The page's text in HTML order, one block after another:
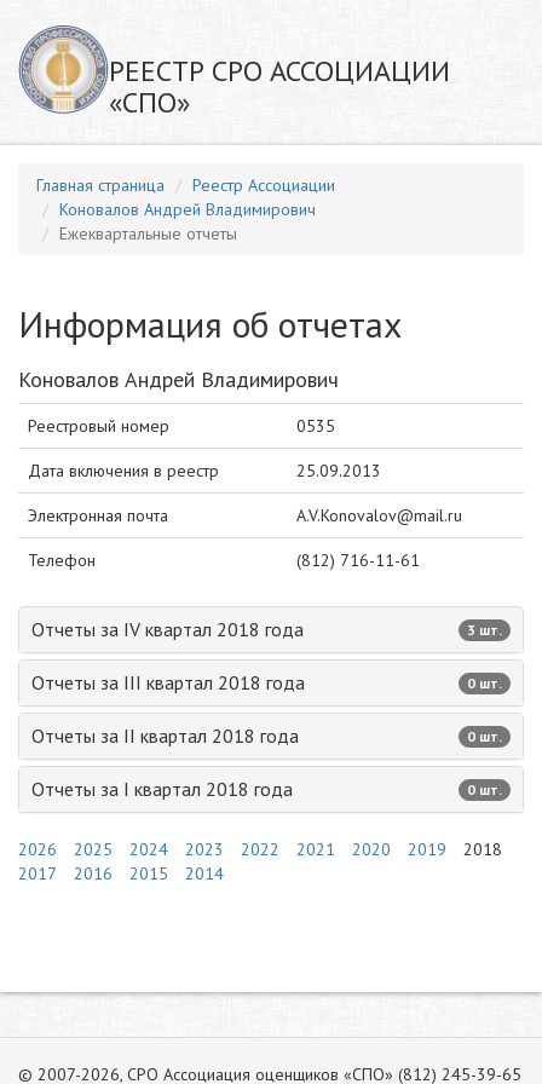
РЕЕСТР СРО АССОЦИАЦИИ
«СПО»
Главная страница
Реестр Ассоциации
Коновалов Андрей Владимирович
Ежеквартальные отчеты
Информация об отчетах
Коновалов Андрей Владимирович
Реестровый номер 0535
Дата включения в реестр 25.09.2013
Электронная почта A.V.Konovalov@mail.ru
Телефон (812) 716-11-61
Отчеты за IV квартал 2018 года 3 шт.
Отчеты за III квартал 2018 года 0 шт.
Отчеты за II квартал 2018 года 0 шт.
Отчеты за I квартал 2018 года 0 шт.
2026 2025 2024 2023 2022 2021 2020 2019
2018
2017
2016 2015 2014
© 2007-2026, СРО Ассоциация оценщиков «СПО» (812) 245-39-65